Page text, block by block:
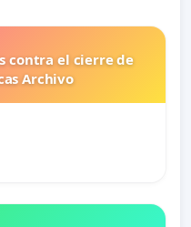
contra el cierre de
Archivo